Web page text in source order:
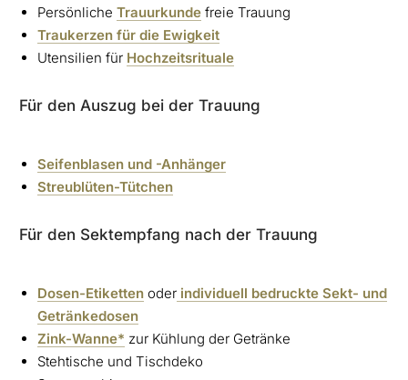
Persönliche Trauurkunde freie Trauung
Traukerzen für die Ewigkeit
Utensilien für Hochzeitsrituale
Für den Auszug bei der Trauung
Seifenblasen und -Anhänger
Streublüten-Tütchen
Für den Sektempfang nach der Trauung
Dosen-Etiketten oder individuell bedruckte Sekt- und
Getränkedosen
Zink-Wanne* zur Kühlung der Getränke
Stehtische und Tischdeko